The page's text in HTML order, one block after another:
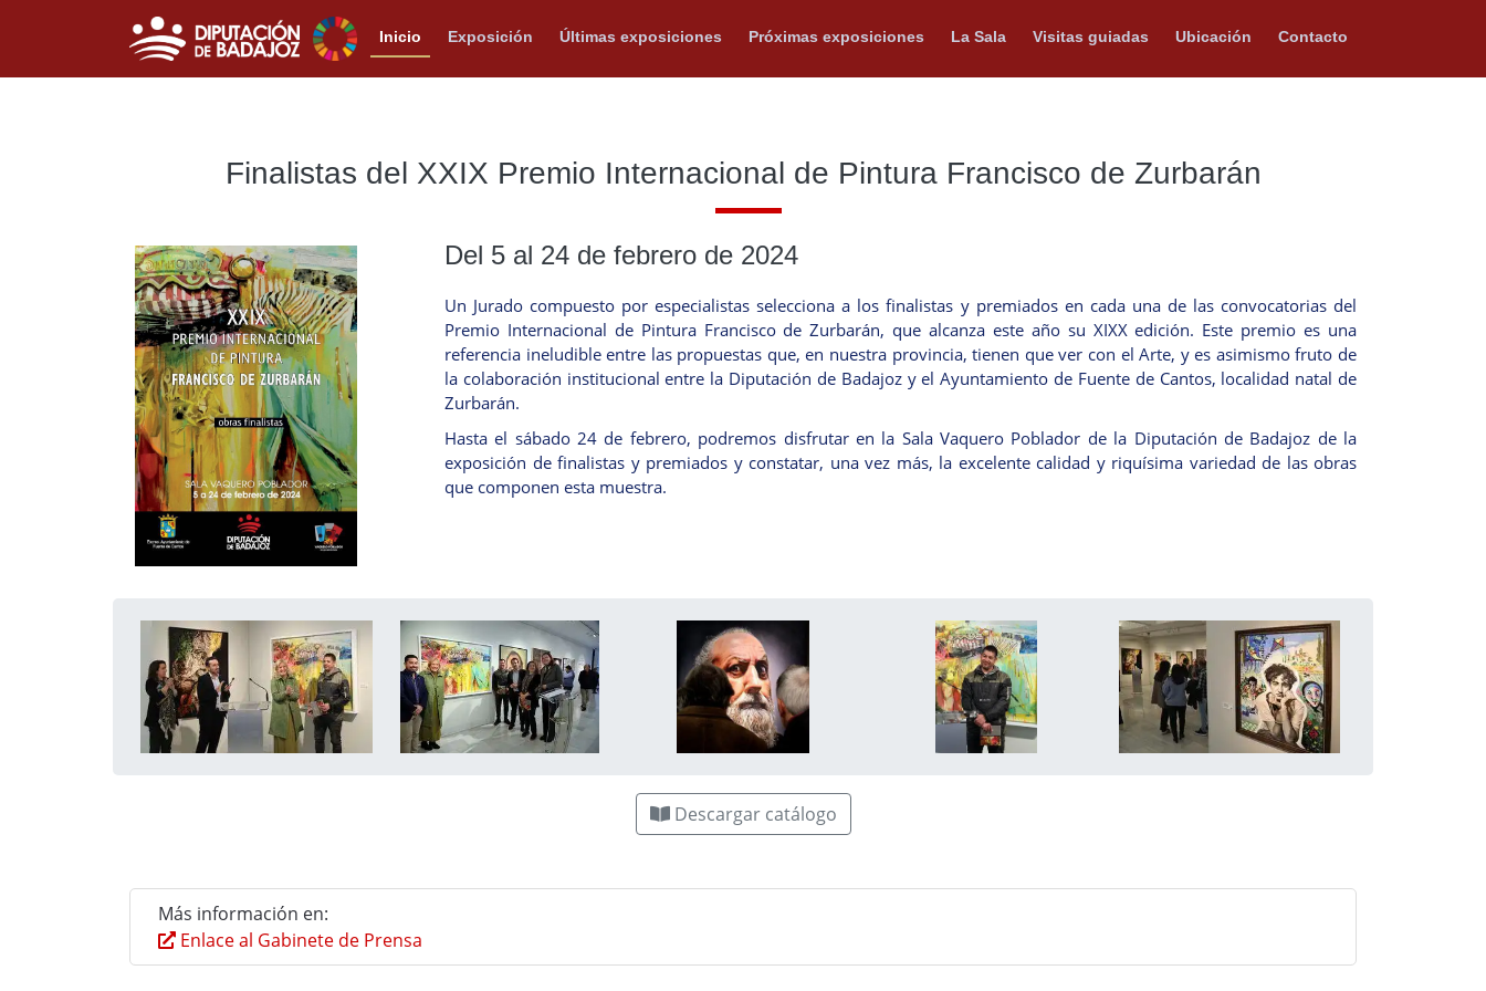
Inicio Exposición Últimas exposiciones Próximas exposiciones La Sala Visitas guiadas Ubicación Contacto
Finalistas del XXIX Premio Internacional de Pintura Francisco de Zurbarán
Del 5 al 24 de febrero de 2024
Un Jurado compuesto por especialistas selecciona a los finalistas y premiados en cada una de las convocatorias del
Premio Internacional de Pintura Francisco de Zurbarán, que alcanza este año su XIXX edición. Este premio es una
referencia ineludible entre las propuestas que, en nuestra provincia, tienen que ver con el Arte, y es asimismo fruto de
la colaboración institucional entre la Diputación de Badajoz y el Ayuntamiento de Fuente de Cantos, localidad natal de
Zurbarán.
Hasta el sábado 24 de febrero, podremos disfrutar en la Sala Vaquero Poblador de la Diputación de Badajoz de la
exposición de finalistas y premiados y constatar, una vez más, la excelente calidad y riquísima variedad de las obras
que componen esta muestra.
Descargar catálogo
Más información en:
Enlace al Gabinete de Prensa